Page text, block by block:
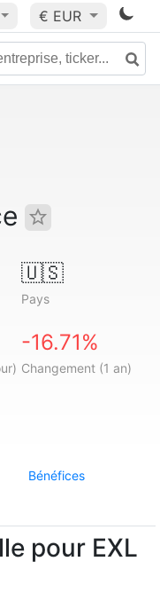
€ EUR
🇺🇸
Pays
-16.71%
Changement (1 an)
Bénéfices
pour EXL